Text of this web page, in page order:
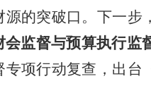
的突破口。下一
会监督与预算执行监
项行动复查，出